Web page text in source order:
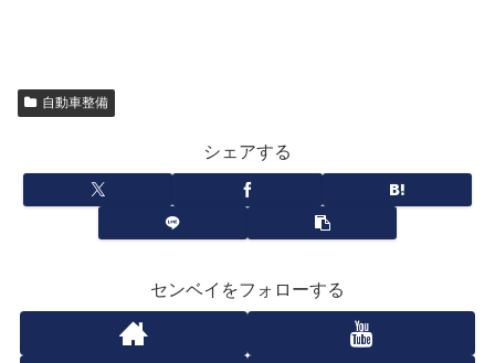
自動車整備
シェアする
センベイをフォローする